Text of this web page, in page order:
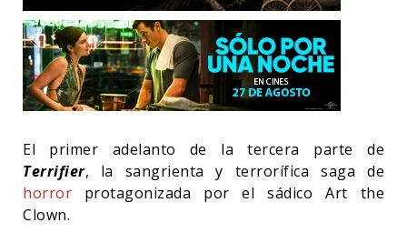
El primer adelanto de la tercera parte de
Terrifier, la sangrienta y terrorífica saga de
horror protagonizada por el sádico Art the
Clown.